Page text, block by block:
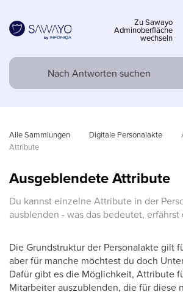
Zu Sawayo
Adminoberfläche
wechseln
Alle Sammlungen Digitale Personalakte
Attribute
Ausgeblendete Attribute
Du kannst einzelne Attribute in der
ausblenden - was das bedeutet, erfährst
Die Grundstruktur der Personalakte gilt
aber für manche möchtest du doch
Dafür gibt es die Möglichkeit, Attribute
Mitarbeiter auszublenden, die für diese